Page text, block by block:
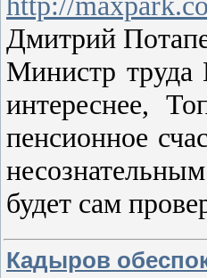
Дмитрий
Министр труда
интереснее,
пенсионное
будет сам
Кадыров